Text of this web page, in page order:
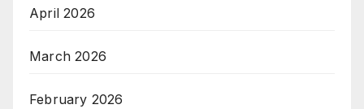
April 2026
March 2026
February 2026